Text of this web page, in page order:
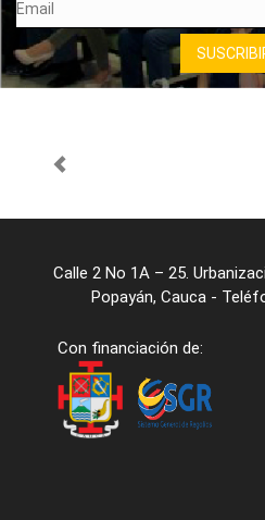
Calle 2 No 1A – 25.
Popayán, Cauca -
Con financiación de: